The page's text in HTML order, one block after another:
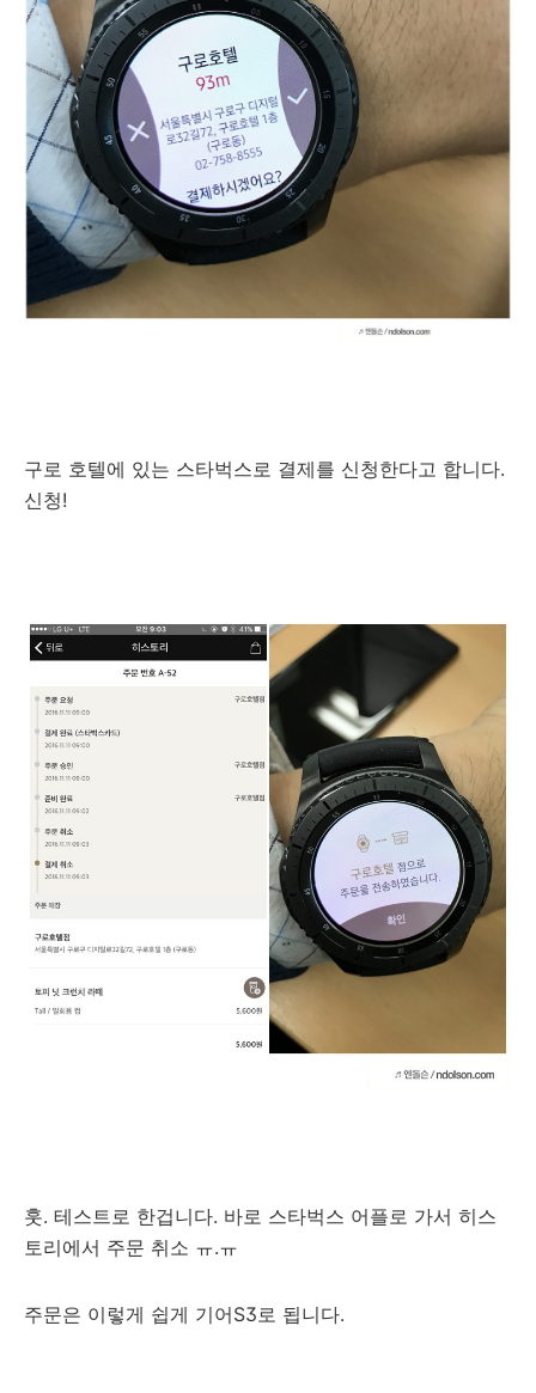
구로 호텔에 있는 스타벅스로 결제를 신청한다고 합니다.
신청!
훗. 테스트로 한겁니다. 바로 스타벅스 어플로 가서 히스
토리에서 주문 취소 ㅠ.ㅠ
주문은 이렇게 쉽게 기어S3로 됩니다.